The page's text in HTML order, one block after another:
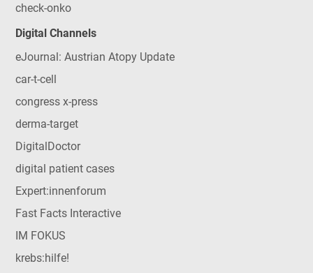
check-onko
Digital Channels
eJournal: Austrian Atopy Update
car-t-cell
congress x-press
derma-target
DigitalDoctor
digital patient cases
Expert:innenforum
Fast Facts Interactive
IM FOKUS
krebs:hilfe!